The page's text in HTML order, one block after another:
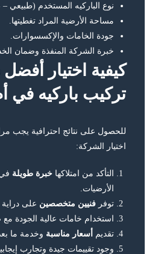
نوع الباركيه المستخدم (طبيعي
مساحة الأرضية المراد تغطيتها.
جودة الخامات والإكسسوارات.
خبرة الشركة المنفذة وضمان
كيفية اختيار
تركيب باركيه في
للحصول على نتائج احترافية يجب
اختيار الشركة:
التأكد من امتلاكهاخبرة طويلة
الأرضيات.
توفرفنيين متخصصين على دراية
استخدام خامات عالية الجودة
تقديم
أسعار مناسبة وخدمة ما
وجود تقييمات جيدة وتجارب